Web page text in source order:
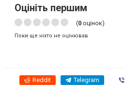
Оцініть першим
(0 оцінок)
Поки ще ніхто не оцінював
Reddit Telegram